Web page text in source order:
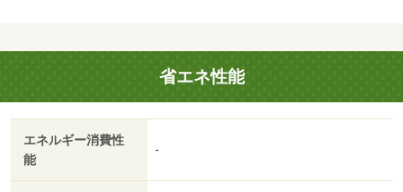
を確保しやすくなります。 ●全居室収納スペース付き ●
安心のオートロック付きマンション ●キッチンには家事
時間を短縮する食洗機付き ●使いやすくスタイリッシュ
なシステムキッチンには、毎日お使いになる方の視点が存
分に活かされています。 【設備・特記事項備考】ガス
（その他）・全居室収納
省エネ性能
エネルギー消費性
能
-